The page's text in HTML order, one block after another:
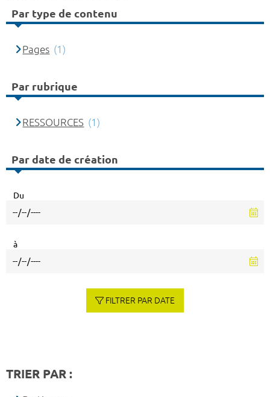
Par type de contenu
Pages (1)
Par rubrique
RESSOURCES (1)
Par date de création
Du
à
FILTRER PAR DATE
TRIER PAR :